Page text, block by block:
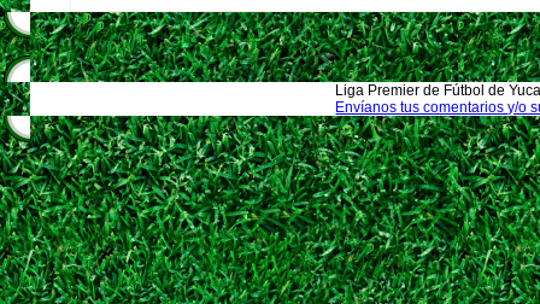
Liga Premier de Fútbol de
Envíanos tus comentarios y/o